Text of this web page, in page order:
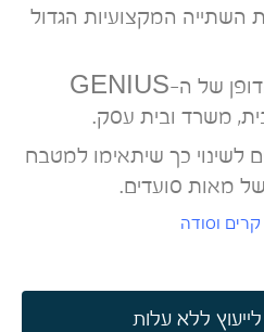
השתייה המקצועיות הגדול
עיצובו היוקרתי יוצא הדופן של ה-GENIUS
משרד ובית עסק.
לשינוי כך שיתאימו למטבח
מאות סועדים.
ללא עלות